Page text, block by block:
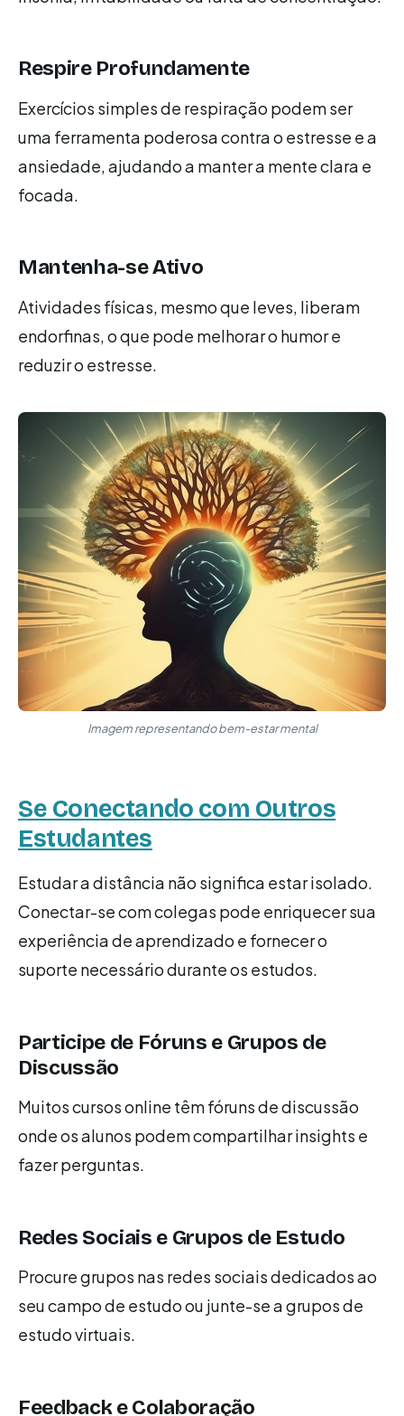
Respire Profundamente
Exercícios simples de respiração podem ser
uma ferramenta poderosa contra o estresse e a
ansiedade, ajudando a manter a mente clara e
focada.
Mantenha-se Ativo
Atividades físicas, mesmo que leves, liberam
endorfinas, o que pode melhorar o humor e
reduzir o estresse.
Imagem representando bem-estar mental
Se Conectando com Outros
Estudantes
Estudar a distância não significa estar isolado.
Conectar-se com colegas pode enriquecer sua
experiência de aprendizado e fornecer o
suporte necessário durante os estudos.
Participe de Fóruns e Grupos de
Discussão
Muitos cursos online têm fóruns de discussão
onde os alunos podem compartilhar insights e
fazer perguntas.
Redes Sociais e Grupos de Estudo
Procure grupos nas redes sociais dedicados ao
seu campo de estudo ou junte-se a grupos de
estudo virtuais.
Feedback e Colaboração